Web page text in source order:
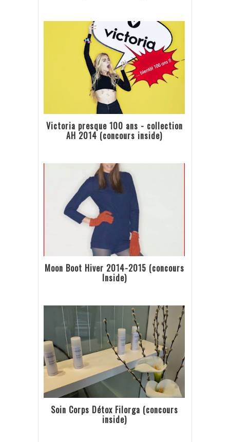
Victoria presque 100 ans - collection
AH 2014 (concours inside)
Moon Boot Hiver 2014-2015 (concours
Inside)
Soin Corps Détox Filorga (concours
inside)